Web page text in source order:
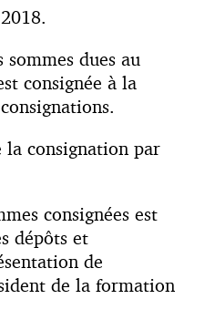
dues au
consignée à la
la consignation par
consignées est
dépôts et
de
de la formation